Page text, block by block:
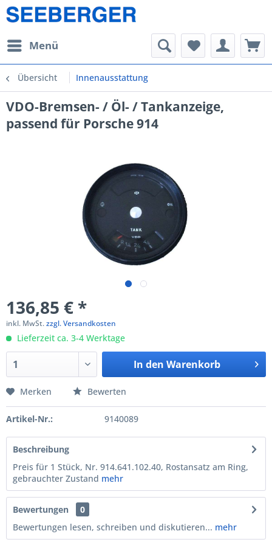
Menü
Übersicht Innenausstattung
VDO-Bremsen- / Öl- / Tankanzeige,
passend für Porsche 914
136,85 € *
inkl. MwSt.zzgl. Versandkosten
Lieferzeit ca. 3-4 Werktage
In den Warenkorb
Merken Bewerten
Artikel-Nr.: 9140089
Beschreibung
Preis für 1 Stück, Nr. 914.641.102.40, Rostansatz am Ring,
gebrauchter Zustand mehr
Bewertungen
0
Bewertungen lesen, schreiben und diskutieren... mehr